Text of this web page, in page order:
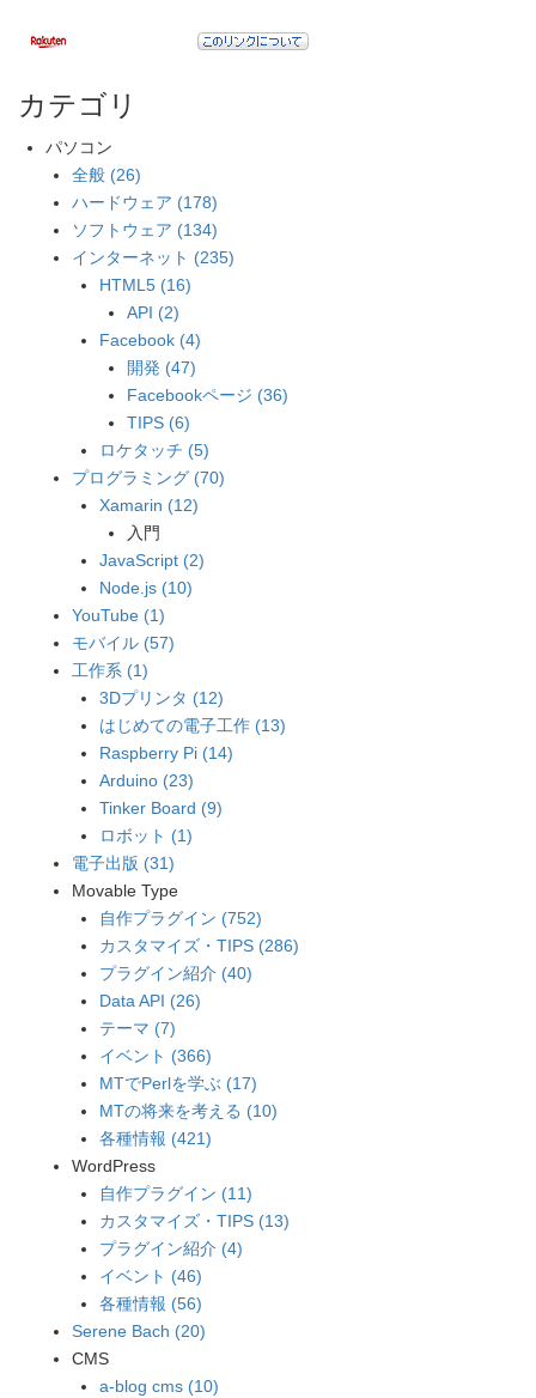
カテゴリ
パソコン
全般 (26)
ハードウェア (178)
ソフトウェア (134)
インターネット (235)
HTML5 (16)
API (2)
Facebook (4)
開発 (47)
Facebookページ (36)
TIPS (6)
ロケタッチ (5)
プログラミング (70)
Xamarin (12)
入門
JavaScript (2)
Node.js (10)
YouTube (1)
モバイル (57)
工作系 (1)
3Dプリンタ (12)
はじめての電子工作 (13)
Raspberry Pi (14)
Arduino (23)
Tinker Board (9)
ロボット (1)
電子出版 (31)
Movable Type
自作プラグイン (752)
カスタマイズ・TIPS (286)
プラグイン紹介 (40)
Data API (26)
テーマ (7)
イベント (366)
MTでPerlを学ぶ (17)
MTの将来を考える (10)
各種情報 (421)
WordPress
自作プラグイン (11)
カスタマイズ・TIPS (13)
プラグイン紹介 (4)
イベント (46)
各種情報 (56)
Serene Bach (20)
CMS
a-blog cms (10)